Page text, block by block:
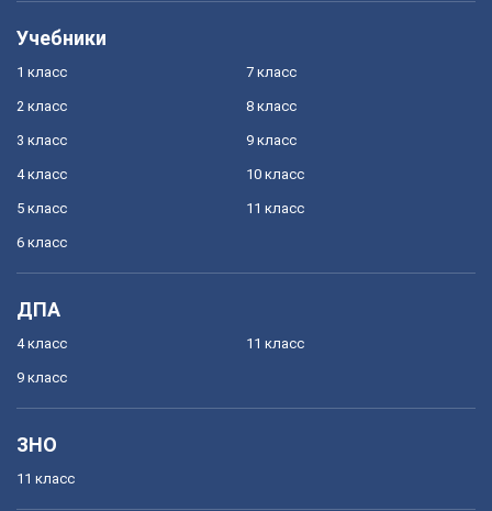
Учебники
1 класс
2 класс
3 класс
4 класс
5 класс
6 класс
7 класс
8 класс
9 класс
10 класс
11 класс
ДПА
4 класс
9 класс
11 класс
ЗНО
11 класс